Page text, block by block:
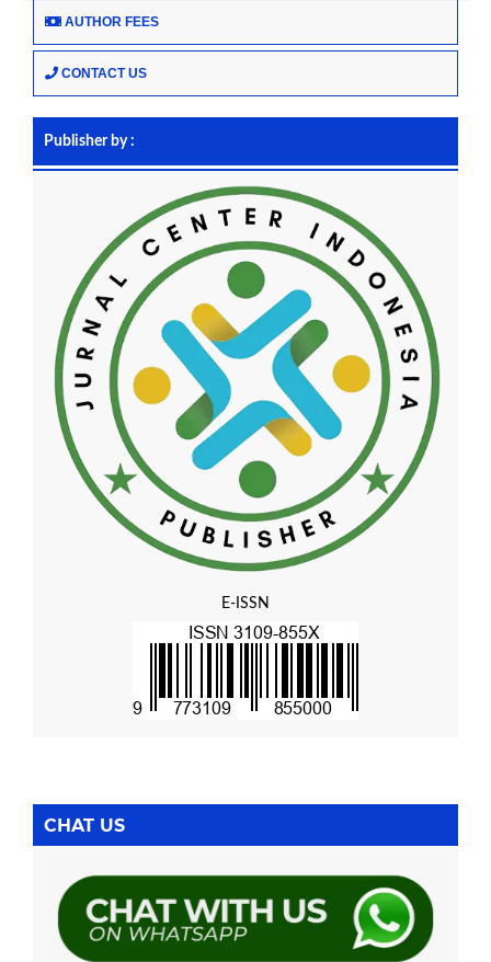
AUTHOR FEES
CONTACT US
Publisher by :
E-ISSN
CHAT US